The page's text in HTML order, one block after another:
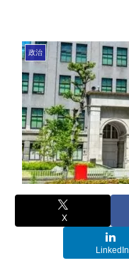
政治
X
LinkedIn